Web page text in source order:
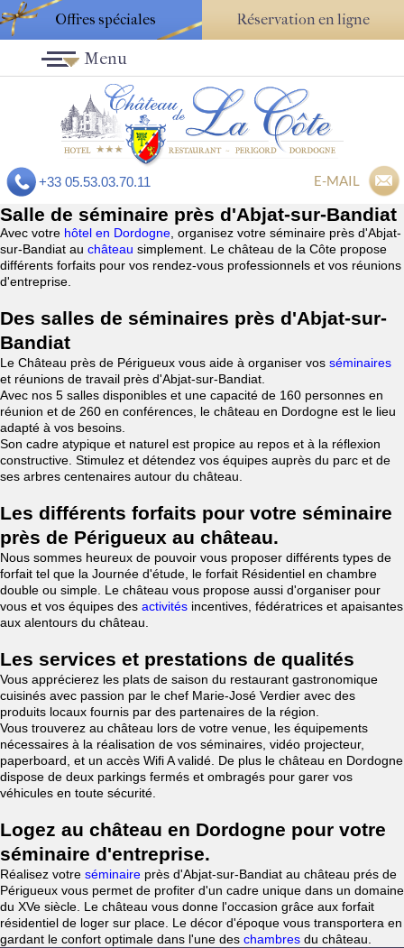
Offres spéciales Réservation en ligne
+33 05.53.03.70.11 E-MAIL
Menu
Salle de séminaire près d'Abjat-sur-Bandiat
Avec votre hôtel en Dordogne , organisez votre séminaire près d'Abjat-
sur-Bandiat au château simplement. Le château de la Côte propose
différents forfaits pour vos rendez-vous professionnels et vos réunions
d'entreprise.
Des salles de séminaires près d'Abjat-sur-
Bandiat
Le Château près de Périgueux vous aide à organiser vos séminaires
et réunions de travail près d'Abjat-sur-Bandiat.
Avec nos 5 salles disponibles et une capacité de 160 personnes en
réunion et de 260 en conférences, le château en Dordogne est le lieu
adapté à vos besoins.
Son cadre atypique et naturel est propice au repos et à la réflexion
constructive. Stimulez et détendez vos équipes auprès du parc et de
ses arbres centenaires autour du château.
Les différents forfaits pour votre séminaire
près de Périgueux au château.
Nous sommes heureux de pouvoir vous proposer différents types de
forfait tel que la Journée d'étude, le forfait Résidentiel en chambre
double ou simple. Le château vous propose aussi d'organiser pour
vous et vos équipes des activités incentives, fédératrices et apaisantes
aux alentours du château.
Les services et prestations de qualités
Vous apprécierez les plats de saison du restaurant gastronomique
cuisinés avec passion par le chef Marie-José Verdier avec des
produits locaux fournis par des partenaires de la région.
Vous trouverez au château lors de votre venue, les équipements
nécessaires à la réalisation de vos séminaires, vidéo projecteur,
paperboard, et un accès Wifi A validé. De plus le château en Dordogne
dispose de deux parkings fermés et ombragés pour garer vos
véhicules en toute sécurité.
Logez au château en Dordogne pour votre
séminaire d'entreprise.
Réalisez votre séminaire près d'Abjat-sur-Bandiat au château prés de
Périgueux vous permet de profiter d'un cadre unique dans un domaine
du XVe siècle. Le château vous donne l'occasion grâce aux forfait
résidentiel de loger sur place. Le décor d'époque vous transportera en
gardant le confort optimale dans l'une des chambres du château.